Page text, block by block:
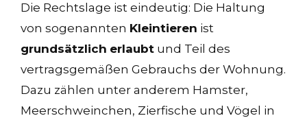
Die Rechtslage ist eindeutig: Die Haltung
von sogenannten Kleintieren ist
grundsätzlich erlaubt und Teil des
vertragsgemäßen Gebrauchs der Wohnung.
Dazu zählen unter anderem Hamster,
Meerschweinchen, Zierfische und Vögel in